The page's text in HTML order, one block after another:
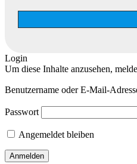
Login
Um diese Inhalte anzusehen,
Benutzername oder E-Mail-
Passwort
Angemeldet bleiben